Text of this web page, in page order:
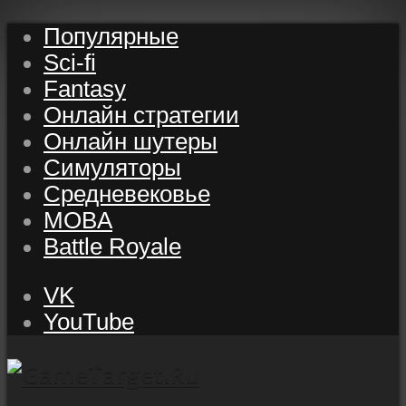
Популярные
Sci-fi
Fantasy
Онлайн стратегии
Онлайн шутеры
Симуляторы
Средневековье
MOBA
Battle Royale
VK
YouTube